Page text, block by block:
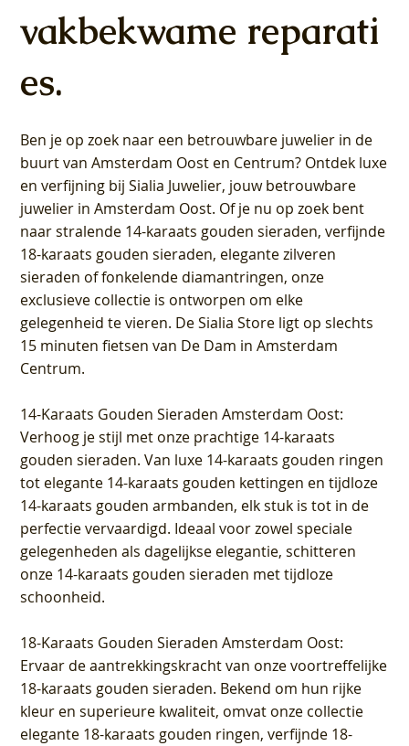
vakbekwame reparati
es.
Ben je op zoek naar een betrouwbare juwelier in de
buurt van Amsterdam Oost en Centrum? Ontdek luxe
en verfijning bij Sialia Juwelier, jouw betrouwbare
juwelier in Amsterdam Oost. Of je nu op zoek bent
naar stralende 14-karaats gouden sieraden, verfijnde
18-karaats gouden sieraden, elegante zilveren
sieraden of fonkelende diamantringen, onze
exclusieve collectie is ontworpen om elke
gelegenheid te vieren. De Sialia Store ligt op slechts
15 minuten fietsen van De Dam in Amsterdam
Centrum.
14-Karaats Gouden Sieraden Amsterdam Oost:
Verhoog je stijl met onze prachtige 14-karaats
gouden sieraden. Van luxe 14-karaats gouden ringen
tot elegante 14-karaats gouden kettingen en tijdloze
14-karaats gouden armbanden, elk stuk is tot in de
perfectie vervaardigd. Ideaal voor zowel speciale
gelegenheden als dagelijkse elegantie, schitteren
onze 14-karaats gouden sieraden met tijdloze
schoonheid.
18-Karaats Gouden Sieraden Amsterdam Oost:
Ervaar de aantrekkingskracht van onze voortreffelijke
18-karaats gouden sieraden. Bekend om hun rijke
kleur en superieure kwaliteit, omvat onze collectie
elegante 18-karaats gouden ringen, verfijnde 18-